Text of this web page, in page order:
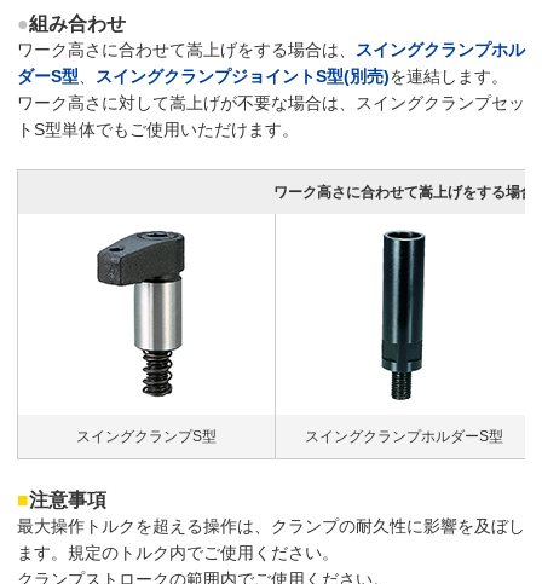
●組み合わせ
ワーク高さに合わせて嵩上げをする場合は、
スイングクランプホル
ダーS型
スイングクランプジョイントS型(別売)を連結します。
ワーク高さに対して嵩上げが不要な場合は、スイングクランプセッ
トS型単体でもご使用いただけます。
ワーク高さに合わせて嵩上げをする場合
スイングクランプS型 スイングクランプホルダーS型
■注意事項
最大操作トルクを超える操作は、クランプの耐久性に影響を及ぼし
ます。規定のトルク内でご使用ください。
クランプストロークの範囲内でご使用ください。